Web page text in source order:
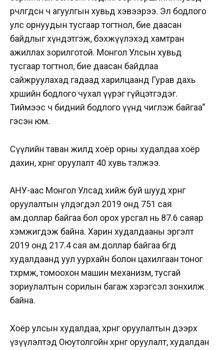
өөрчлөгдсөн ч агуулгын хувьд хэвээрээ. Эл бодлого
улс орнуудын тусгаар тогтнол, бие даасан
байдлыг хүндэтгэж, бэхжүүлэхэд хамтран
ажиллах зорилготой. Монгол Улсын хувьд
тусгаар тогтнол, бие даасан байдлаа
сайжруулахад гадаад харилцаанд Гурав дахь
хөршийн бодлого чухал үүрэг гүйцэтгэдэг.
Тиймээс ч бидний бодлого үүнд чиглэж байгаа”
гэсэн юм.
Сүүлийн таван жилд хоёр орны худалдаа хоёр
дахин, хөрөнгө оруулалт 40 хувь тэлжээ.
АНУ-аас Монгол Улсад хийж буй шууд хөрөнгө
оруулалтын үлдэгдэл 2019 онд 751 сая
ам.доллар байгаа бол орох урсгал нь 87.6 саяар
хэмжигдэж байна. Харин худалдааны эргэлт
2019 онд 217.4 сая ам.доллар байгаа бөгөөд
худалдаанд уул уурхайн болон цахилгаан тоног
төхөөрөмж, томоохон машин механизм, тусгай
зориулалтын сорилын багаж хэрэгсэл зонхилж
байна.
Хоёр улсын худалдаа, хөрөнгө оруулалтын дээрх
үзүүлэлтэд Оюутолгойн хөрөнгө оруулалт, худалдан